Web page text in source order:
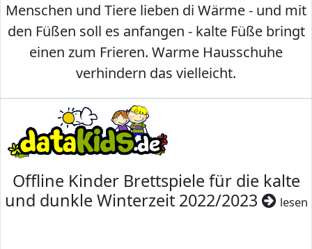
Menschen und Tiere lieben di Wärme - und mit
den Füßen soll es anfangen - kalte Füße bringt
einen zum Frieren. Warme Hausschuhe
verhindern das vielleicht.
Offline Kinder Brettspiele für die kalte
und dunkle Winterzeit 2022/2023
lesen